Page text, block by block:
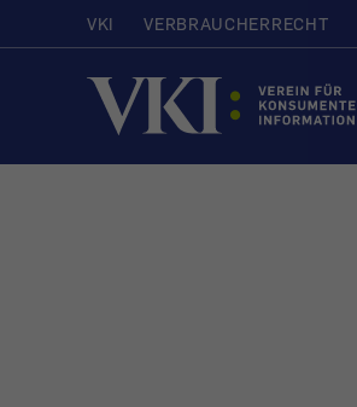
VKI VERBRAUCHERRECHT
Startseite